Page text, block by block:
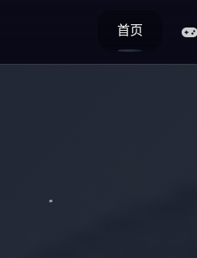
首页